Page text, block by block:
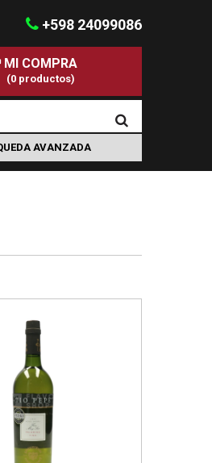
+598 24099086
MI COMPRA
(0 productos)